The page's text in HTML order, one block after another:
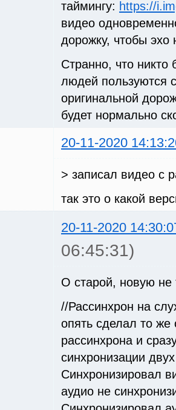
таймингу: https://
видео
дорожку, чтобы эхо
Странно, что
людей пользуются
оригинальной
будет нормально
20-11-2020
> записал видео с
так это о какой
20-11-2020
06:45:31)
О старой, новую не
//Рассинхрон на
опять сделал то же
рассинхрона и
синхронизации
Синхронизировал
аудио не